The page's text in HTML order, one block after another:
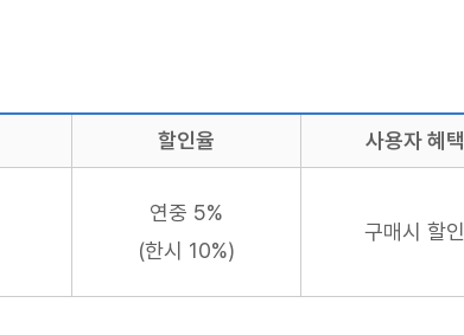
할인율 사용자 혜택
연중 5%
(한시 10%)
구매시 할인